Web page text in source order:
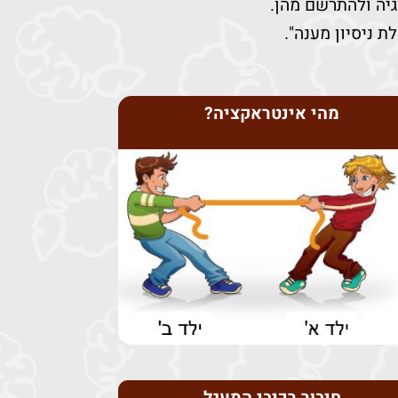
ולהתרשם מהן.
ניסיון מענה".
מהי אינטראקציה?
שיעור ראשון מתוך רצף של שלושה
שיעורים. בשיעור מתרגלים את המושג
אינטראקציה. הפעילות כוללת שאלות
סגורות ושאלות פתוחות. השאלות
הסגורות נבדקות באופן אוטומטי ואילו
את השאלות הפתוחות בודקים המורים.
הפעילות כוללת צפייה בסרטון וצילום
סרטון על ידי התלמידים.
לצפייה בפעילות לחץ כאן